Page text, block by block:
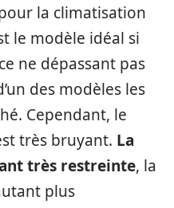
la climatisation
le modèle idéal si
ne dépassant pas
des modèles les
Cependant, le
très bruyant. La
très restreinte, la
plus